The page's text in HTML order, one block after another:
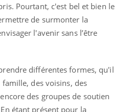
Pourtant, c'est bel et bien le
de surmonter la
l'avenir sans l’être
différentes formes, qu'il
famille, des voisins, des
des groupes de soutien
étant présent pour la